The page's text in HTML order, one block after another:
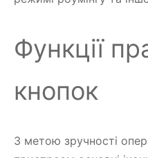
Функції
кнопок
З метою зручності